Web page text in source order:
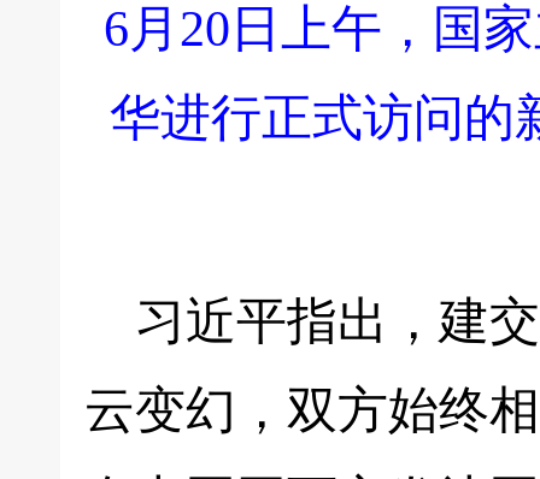
6月20日上午，国
华进行正式访问的
习近平指出，建
云变幻，双方始终